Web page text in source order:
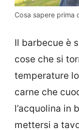
Cosa sapere prima
Il barbecue è
cose che si
temperature
carne che
l’acquolina in
mettersi a